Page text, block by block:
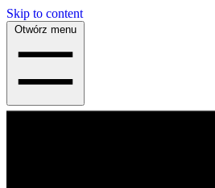
Skip to content
Otwórz menu